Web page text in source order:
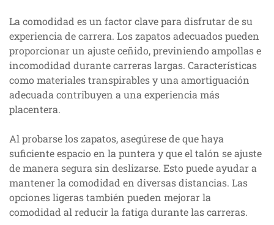
La comodidad es un factor clave para disfrutar de su
experiencia de carrera. Los zapatos adecuados pueden
proporcionar un ajuste ceñido, previniendo ampollas e
incomodidad durante carreras largas. Características
como materiales transpirables y una amortiguación
adecuada contribuyen a una experiencia más
placentera.
Al probarse los zapatos, asegúrese de que haya
suficiente espacio en la puntera y que el talón se ajuste
de manera segura sin deslizarse. Esto puede ayudar a
mantener la comodidad en diversas distancias. Las
opciones ligeras también pueden mejorar la
comodidad al reducir la fatiga durante las carreras.